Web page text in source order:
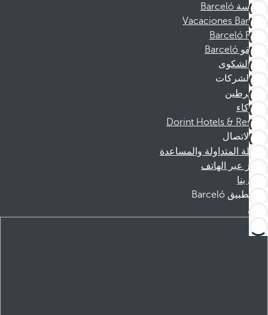
مؤسسة Barceló
Vacaciones Barceló
Barceló Films
موظفو Barceló
قناة الشكوى
الشركات
المنخرطين
الشركاء
Dorint Hotels & Resorts
الاتصال
الأسئلة المتداولة والمساعدة
الحجز عبر الهاتف
اتصل بنا
تطبيق Barceló
تنزيل